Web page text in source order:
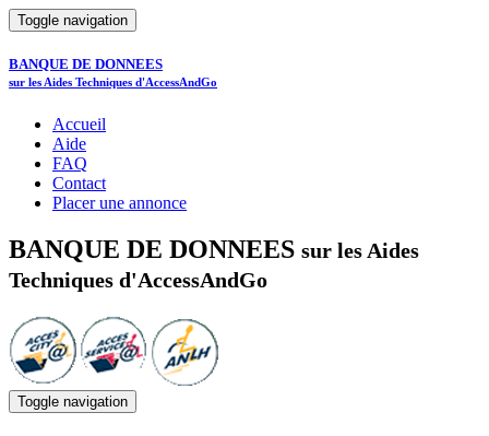
Toggle navigation
BANQUE DE DONNEES
sur les Aides Techniques d'AccessAndGo
Accueil
Aide
FAQ
Contact
Placer une annonce
BANQUE DE DONNEES sur les Aides
Techniques d'AccessAndGo
Toggle navigation